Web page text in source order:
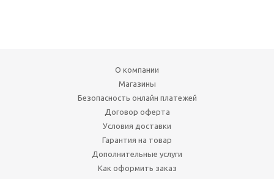
О компании
Магазины
Безопасность онлайн платежей
Договор оферта
Условия доставки
Гарантия на товар
Дополнительные услуги
Как оформить заказ